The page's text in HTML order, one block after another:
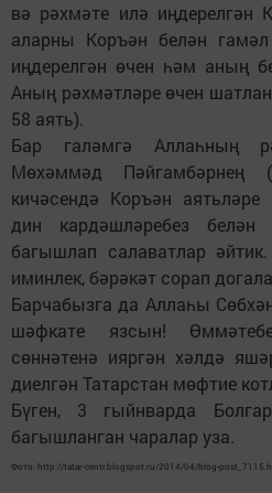
вә рәхмәте илә иңдерелгән
аларны Коръән белән
иңдерелгән өчен һәм аның
Аның рәхмәтләре өчен
58 аять).
Бар галәмгә Аллаһның
Мөхәммәд Пәйгамбәрнең
кичәсендә Коръән
дин кардәшләребез белән
багышлап салаватлар әйтик.
иминлек, бәрәкәт сорап
Барчабызга да Аллаһы
шәфкате язсын!
сөннәтенә ияргән хәлдә
диелгән Татарстан мөфтие
Бүген, 3 гыйнварда
багышланган чаралар уза.
Фото: http://tatar-centr.blogspot.ru/2014/04/blog-